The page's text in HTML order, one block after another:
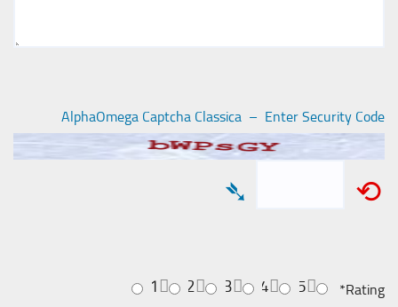
AlphaOmega Captcha Classica – Enter Security Code
⟲
➴
Rating
*
5
4
3
2
1